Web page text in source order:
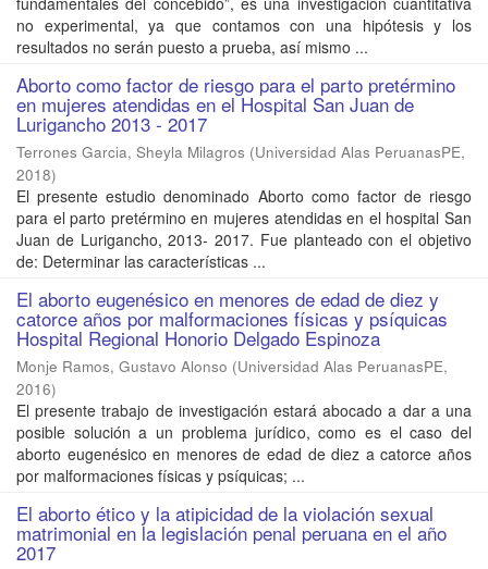
no experimental, ya que contamos con una hipótesis y los
resultados no serán puesto a prueba, así mismo ...
Aborto como factor de riesgo para el parto pretérmino
en mujeres atendidas en el Hospital San Juan de
Lurigancho 2013 - 2017
Terrones Garcia, Sheyla Milagros (Universidad Alas PeruanasPE,
2018)
El presente estudio denominado Aborto como factor de riesgo
para el parto pretérmino en mujeres atendidas en el hospital San
Juan de Lurigancho, 2013- 2017. Fue planteado con el objetivo
de: Determinar las características ...
El aborto eugenésico en menores de edad de diez y
catorce años por malformaciones físicas y psíquicas
Hospital Regional Honorio Delgado Espinoza
Monje Ramos, Gustavo Alonso (Universidad Alas PeruanasPE,
2016)
El presente trabajo de investigación estará abocado a dar a una
posible solución a un problema jurídico, como es el caso del
aborto eugenésico en menores de edad de diez a catorce años
por malformaciones físicas y psíquicas; ...
El aborto ético y la atipicidad de la violación sexual
matrimonial en la legislación penal peruana en el año
2017